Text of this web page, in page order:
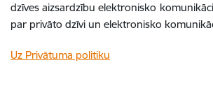
dzīves aizsardzību elektronisko
par privāto dzīvi un elektronisko
Uz Privātuma politiku